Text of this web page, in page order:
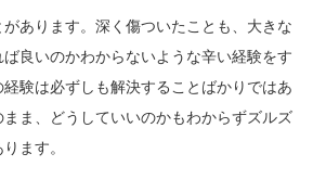
あります。深く傷ついたことも、大きな
良いのかわからないような辛い経験をす
験は必ずしも解決することばかりではあ
まま、どうしていいのかもわからずズルズ
ます。